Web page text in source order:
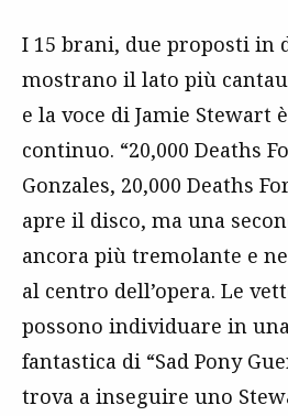
I 15 brani, due proposti in
mostrano il lato più
e la voce di Jamie Stewart
continuo. “20,000 Deaths
Gonzales, 20,000 Deaths
apre il disco, ma una
ancora più tremolante e
al centro dell’opera. Le
possono individuare in
fantastica di “Sad Pony
trova a inseguire uno